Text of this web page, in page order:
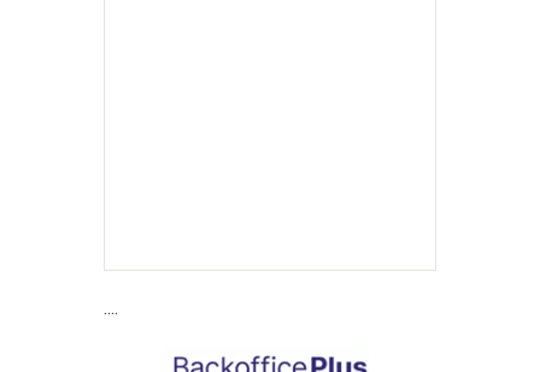
....